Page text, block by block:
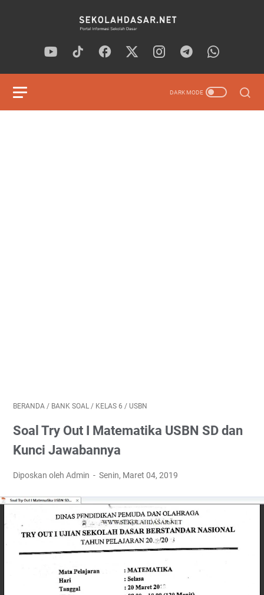
BERANDA / BANK SOAL / KELAS 6 / USBN
Soal Try Out I Matematika USBN SD dan
Kunci Jawabannya
Diposkan oleh Admin Senin, Maret 04, 2019